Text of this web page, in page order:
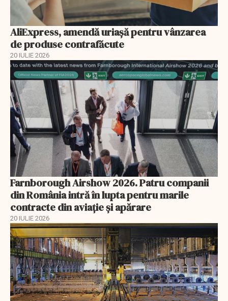
AliExpress, amendă uriaşă pentru vânzarea
de produse contrafăcute
20 IULIE 2026
Farnborough Airshow 2026. Patru companii
din România intră în lupta pentru marile
contracte din aviație și apărare
20 IULIE 2026